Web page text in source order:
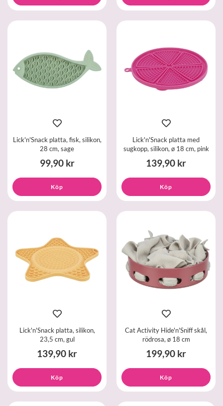
Lick'n'Snack platta, fisk, silikon,
28 cm, sage
99,90 kr
Köp
Lick'n'Snack platta med
sugkopp, silikon, ø 18 cm, pink
139,90 kr
Köp
Lick'n'Snack platta, silikon,
23,5 cm, gul
139,90 kr
Köp
Cat Activity Hide'n'Sniff skål,
rödrosa, ø 18 cm
199,90 kr
Köp